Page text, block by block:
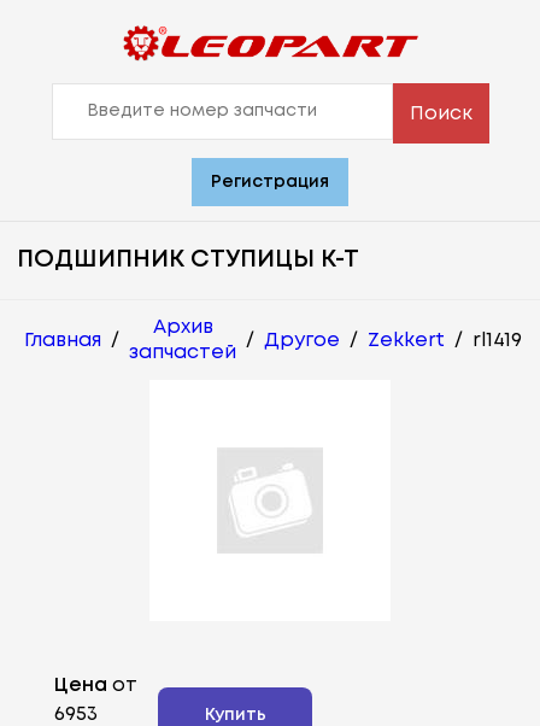
Поиск
Регистрация
ПОДШИПНИК СТУПИЦЫ К-Т
Главная /
Архив
запчастей
/ Другое / Zekkert / rl1419
Цена от
6953
Купить